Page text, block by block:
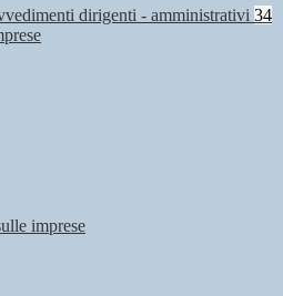
dirigenti - amministrativi 34
imprese